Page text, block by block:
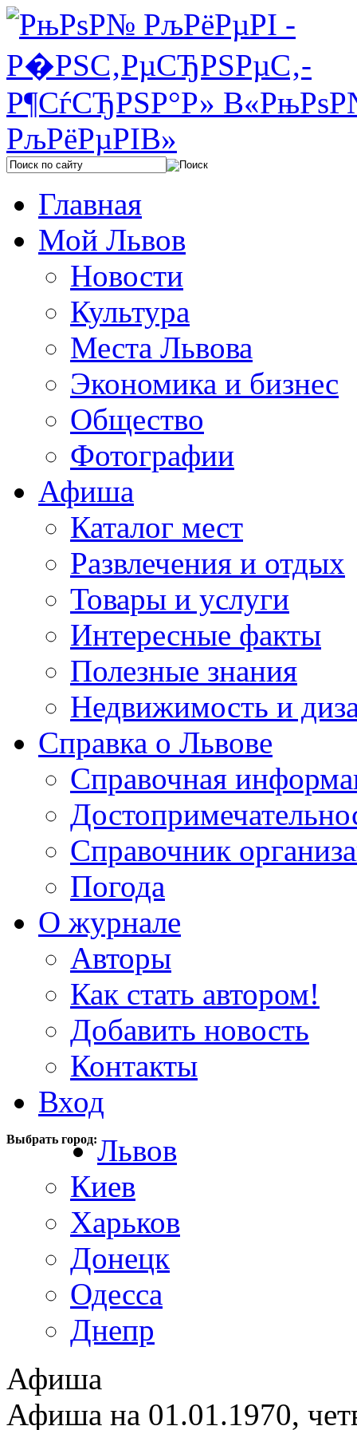
Главная
Мой Львов
Новости
Культура
Места Львова
Экономика и бизнес
Общество
Фотографии
Афиша
Каталог мест
Развлечения и отдых
Товары и услуги
Интересные факты
Полезные знания
Недвижимость и
Справка о Львове
Справочная
Справочник
Погода
О журнале
Авторы
Как стать автором!
Добавить новость
Контакты
Вход
Выбрать город:Львов
Киев
Харьков
Донецк
Одесса
Днепр
Афиша
Афиша на 01.01.1970,